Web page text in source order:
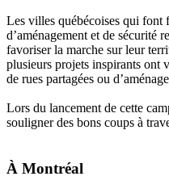
Les villes québécoises qui font
d’aménagement et de sécurité
favoriser la marche sur leur
plusieurs projets inspirants ont
de rues partagées ou
Lors du lancement de cette
souligner des bons coups à
À Montréal